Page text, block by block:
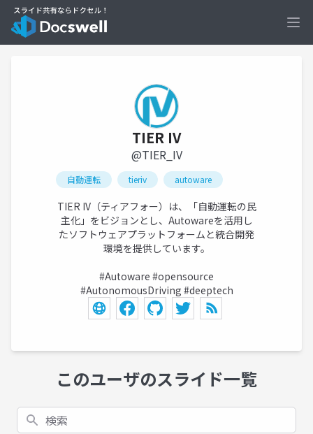
TIER IV
@TIER_IV
自動運転 tieriv autoware
TIER IV（ティアフォー）は、「自動運転の民
主化」をビジョンとし、Autowareを活用し
たソフトウェアプラットフォームと統合開発
環境を提供しています。
#Autoware #opensource
#AutonomousDriving #deeptech
このユーザのスライド一覧
検索